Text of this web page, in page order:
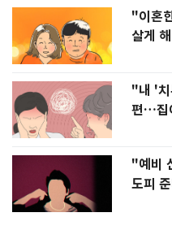
"이혼
살게
"내 '치
편…집
"예비
도피